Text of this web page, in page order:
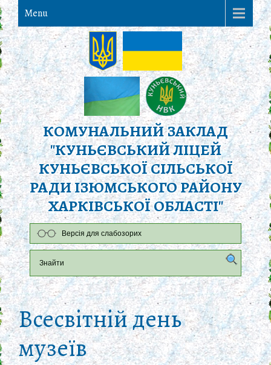
Menu
КОМУНАЛЬНИЙ ЗАКЛАД
"КУНЬЄВСЬКИЙ ЛІЦЕЙ
КУНЬЄВСЬКОЇ СІЛЬСЬКОЇ
РАДИ ІЗЮМСЬКОГО РАЙОНУ
ХАРКІВСЬКОЇ ОБЛАСТІ"
Версія для слабозорих
Всесвітній день
музеїв